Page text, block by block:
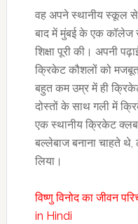
वह अपने स्थानीय स्कूल से
बाद में मुंबई के एक कॉलेज
शिक्षा पूरी की। अपनी
क्रिकेट कौशलों को
बहुत कम उम्र में ही
दोस्तों के साथ गली में
एक स्थानीय क्रिकेट
बल्लेबाज बनाना चाहते थे,
लिया।
विष्णु विनोद का जीवन
in Hindi